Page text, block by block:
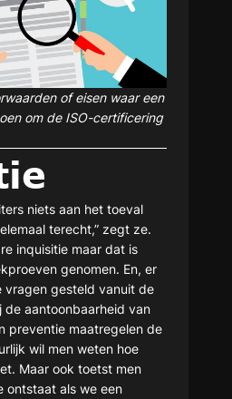
of eisen waar een
om de ISO-certificering
niets aan het toeval
terecht,” zegt ze.
inquisitie maar dat is
genomen. En, er
vragen gesteld vanuit de
de aantoonbaarheid van
preventie maatregelen de
wil men weten hoe
Maar ook toetst men
ontstaat als we een